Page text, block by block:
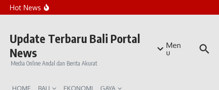
Lewati ke konten
Hot News
Penanaman Ribuan Mangrove di Teluk Benoa
Update Terbaru Bali Portal
News
Media Online Andal dan Berita Akurat
Men
u
HOME BALI EKONOMI
GAYA